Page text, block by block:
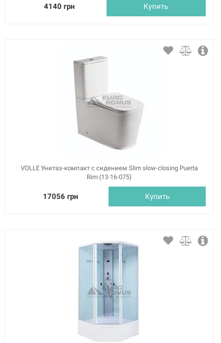
4140 грн Купить
VOLLE Унитаз-компакт с сидением Slim slow-closing Puerta
Rim (13-16-075)
17056 грн Купить